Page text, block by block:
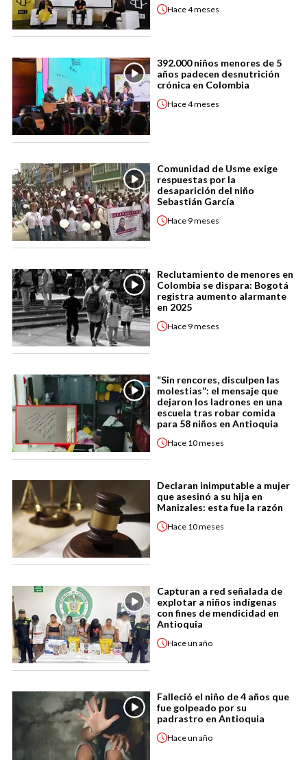
Hace4 meses
392.000 niños menores de 5
años padecen desnutrición
crónica en Colombia
Hace4 meses
Comunidad de Usme exige
respuestas por la
desaparición del niño
Sebastián García
Hace 9 meses
Reclutamiento de menores en
Colombia se dispara: Bogotá
registra aumento alarmante
en 2025
Hace 9 meses
“Sin rencores, disculpen las
molestias”: el mensaje que
dejaron los ladrones en una
escuela tras robar comida
para 58 niños en Antioquia
Hace 10 meses
Declaran inimputable a mujer
que asesinó a su hija en
Manizales: esta fue la razón
Hace 10 meses
Capturan a red señalada de
explotar a niños indígenas
con fines de mendicidad en
Antioquia
Haceun año
Falleció el niño de 4 años que
fue golpeado por su
padrastro en Antioquia
Haceun año